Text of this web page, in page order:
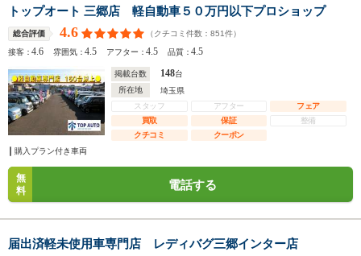
トップオート 三郷店 軽自動車５０万円以下プロショップ
総合評価 4.6 （クチコミ件数： 851件）
接客：4.6 雰囲気：4.5 アフター：4.5 品質：4.5
掲載台数 148台
所在地
埼玉県
スタッフ
アフター
フェア
買取
保証
整備
クチコミ
クーポン
購入プラン付き車両
無
料
電話する
届出済軽未使用車専門店 レディバグ三郷インター店